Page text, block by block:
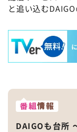
と追い込む
番組情報
DAIGOも台所